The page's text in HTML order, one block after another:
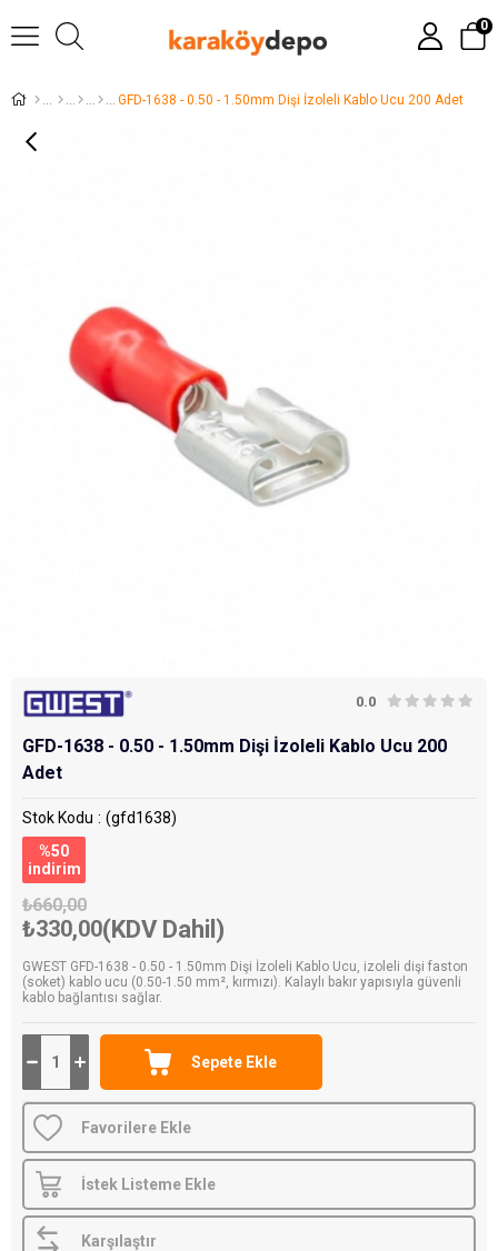
0
GFD-1638 - 0.50 - 1.50mm Dişi İzoleli Kablo Ucu 200 Adet
0.0
GFD-1638 - 0.50 - 1.50mm Dişi İzoleli Kablo Ucu 200
Adet
Stok Kodu
(gfd1638)
%50
i̇ndirim
₺660,00
₺330,00(KDV Dahil)
GWEST GFD-1638 - 0.50 - 1.50mm Dişi İzoleli Kablo Ucu, izoleli dişi faston
(soket) kablo ucu (0.50-1.50 mm², kırmızı). Kalaylı bakır yapısıyla güvenli
kablo bağlantısı sağlar.
Favorilere Ekle
İstek Listeme Ekle
Karşılaştır